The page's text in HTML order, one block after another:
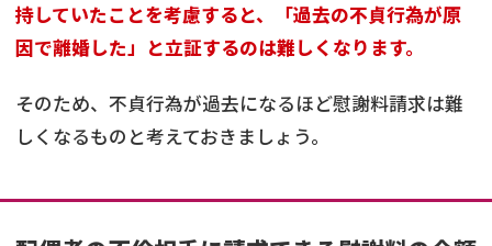
持していたことを考慮すると、「過去の不貞行為が原
因で離婚した」と立証するのは難しくなります。
そのため、不貞行為が過去になるほど慰謝料請求は難
しくなるものと考えておきましょう。